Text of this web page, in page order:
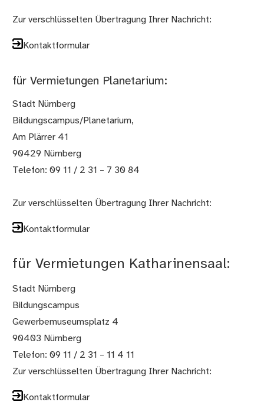
Zur verschlüsselten Übertragung Ihrer Nachricht:
Kontaktformular
für Vermietungen Planetarium:
Stadt Nürnberg
Bildungscampus/Planetarium,
Am Plärrer 41
90429 Nürnberg
Telefon: 09 11 / 2 31 – 7 30 84
Zur verschlüsselten Übertragung Ihrer Nachricht:
Kontaktformular
für Vermietungen Katharinensaal:
Stadt Nürnberg
Bildungscampus
Gewerbemuseumsplatz 4
90403 Nürnberg
Telefon: 09 11 / 2 31 – 11 4 11
Zur verschlüsselten Übertragung Ihrer Nachricht:
Kontaktformular